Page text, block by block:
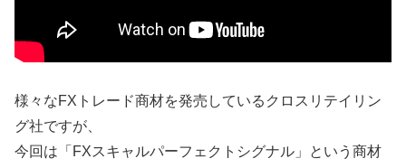
様々なFXトレード商材を発売しているクロスリテイリン
グ社ですが、
今回は「FXスキャルパーフェクトシグナル」という商材